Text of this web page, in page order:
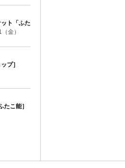
ト「ふた
金）
プ］
たこ能］